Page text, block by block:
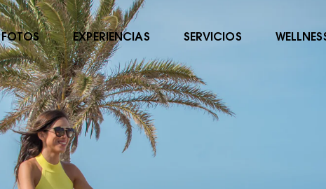
FOTOS EXPERIENCIAS SERVICIOS